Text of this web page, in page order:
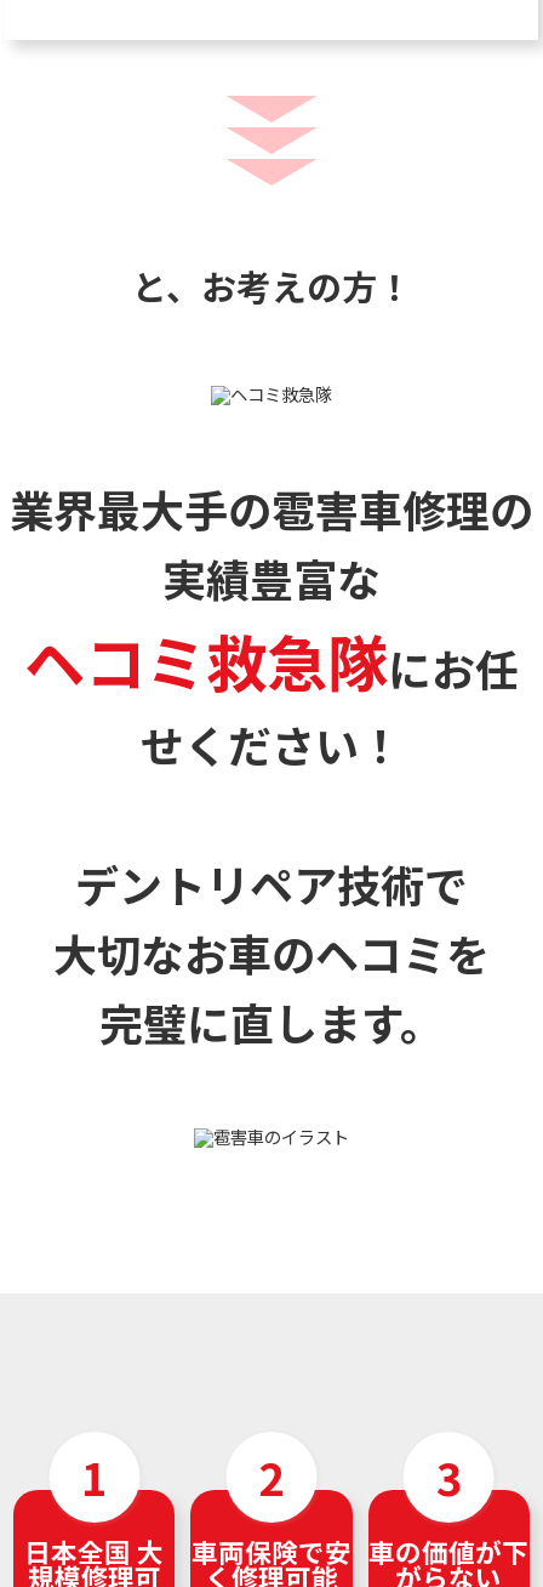
と、お考えの方！
業界最大手の雹害車修理の
実績豊富な
ヘコミ救急隊にお任
せください！
デントリペア技術で
大切なお車のヘコミを
完璧に直します。
日本全国 大
規模修理可
車両保険で安
く修理可能
車の価値が下
がらない